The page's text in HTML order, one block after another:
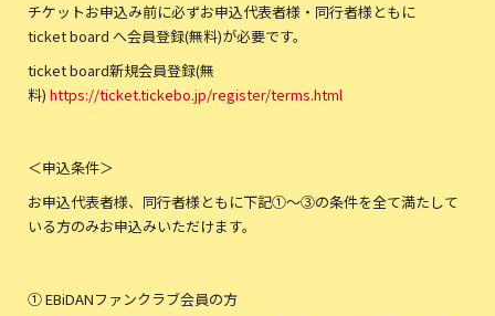
チケットお申込み前に必ずお申込代表者様・同行者様ともに
ticket board へ会員登録(無料)が必要です。
ticket board新規会員登録(無
料) https://ticket.tickebo.jp/register/terms.html
＜申込条件＞
お申込代表者様、同行者様ともに下記①〜③の条件を全て満たして
いる方のみお申込みいただけます。
① EBiDANファンクラブ会員の方